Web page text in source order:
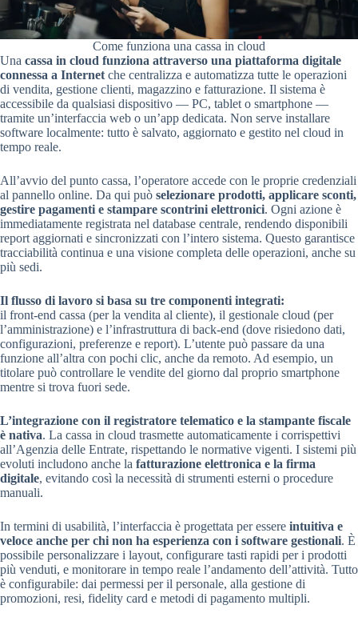
Come funziona una cassa in cloud
Una cassa in cloud funziona attraverso una piattaforma digitale
connessa a Internet che centralizza e automatizza tutte le operazioni
di vendita, gestione clienti, magazzino e fatturazione. Il sistema è
accessibile da qualsiasi dispositivo — PC, tablet o smartphone —
tramite un’interfaccia web o un’app dedicata. Non serve installare
software localmente: tutto è salvato, aggiornato e gestito nel cloud in
tempo reale.
All’avvio del punto cassa, l’operatore accede con le proprie credenziali
al pannello online. Da qui può selezionare prodotti, applicare sconti,
gestire pagamenti e stampare scontrini elettronici. Ogni azione è
immediatamente registrata nel database centrale, rendendo disponibili
report aggiornati e sincronizzati con l’intero sistema. Questo garantisce
tracciabilità continua e una visione completa delle operazioni, anche su
più sedi.
Il flusso di lavoro si basa su tre componenti integrati:
il front-end cassa (per la vendita al cliente), il gestionale cloud (per
l’amministrazione) e l’infrastruttura di back-end (dove risiedono dati,
configurazioni, preferenze e report). L’utente può passare da una
funzione all’altra con pochi clic, anche da remoto. Ad esempio, un
titolare può controllare le vendite del giorno dal proprio smartphone
mentre si trova fuori sede.
L’integrazione con il registratore telematico e la stampante fiscale
è nativa. La cassa in cloud trasmette automaticamente i corrispettivi
all’Agenzia delle Entrate, rispettando le normative vigenti. I sistemi più
evoluti includono anche la fatturazione elettronica e la firma
digitale, evitando così la necessità di strumenti esterni o procedure
manuali.
In termini di usabilità, l’interfaccia è progettata per essere intuitiva e
veloce anche per chi non ha esperienza con i software gestionali. È
possibile personalizzare i layout, configurare tasti rapidi per i prodotti
più venduti, e monitorare in tempo reale l’andamento dell’attività. Tutto
è configurabile: dai permessi per il personale, alla gestione di
promozioni, resi, fidelity card e metodi di pagamento multipli.